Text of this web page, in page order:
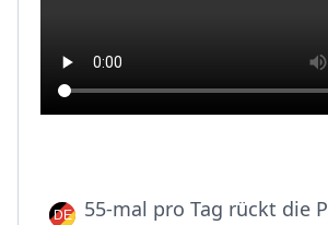
55-mal pro Tag rückt die